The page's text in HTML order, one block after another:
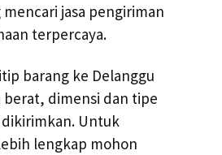
jasa pengiriman
terpercaya.
barang ke Delanggu
berat, dimensi dan tipe
Untuk
lengkap mohon